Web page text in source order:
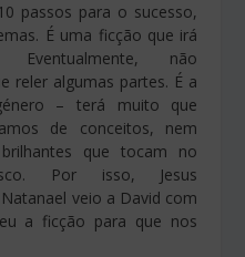
passos para o sucesso,
É uma ficção que irá
não
reler algumas partes. É a
– terá muito que
de conceitos, nem
que tocam no
Por isso, Jesus
veio a David com
a ficção para que nos